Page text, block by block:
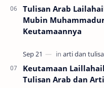
Tulisan Arab
Mubin
Keutamaannya
Keutamaan
Tulisan Arab dan